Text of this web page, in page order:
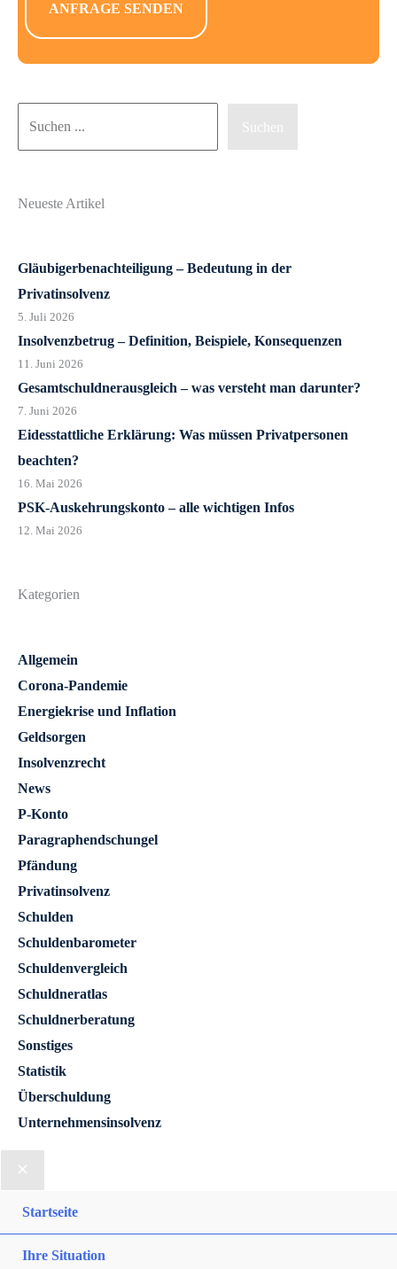
Suchen
Neueste Artikel
Gläubigerbenachteiligung – Bedeutung in der
Privatinsolvenz
5. Juli 2026
Insolvenzbetrug – Definition, Beispiele, Konsequenzen
11. Juni 2026
Gesamtschuldnerausgleich – was versteht man darunter?
7. Juni 2026
Eidesstattliche Erklärung: Was müssen Privatpersonen
beachten?
16. Mai 2026
PSK-Auskehrungskonto – alle wichtigen Infos
12. Mai 2026
Kategorien
Allgemein
Corona-Pandemie
Energiekrise und Inflation
Geldsorgen
Insolvenzrecht
News
P-Konto
Paragraphendschungel
Pfändung
Privatinsolvenz
Schulden
Schuldenbarometer
Schuldenvergleich
Schuldneratlas
Schuldnerberatung
Sonstiges
Statistik
Überschuldung
Unternehmensinsolvenz
Startseite
Ihre Situation